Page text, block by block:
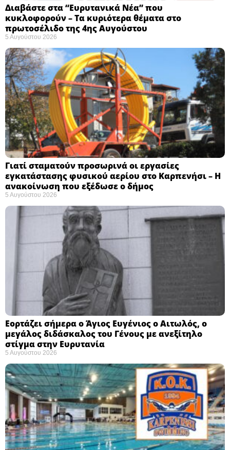
Διαβάστε στα “Ευρυτανικά Νέα” που
κυκλοφορούν – Τα κυριότερα θέματα στο
πρωτοσέλιδο της 4ης Αυγούστου
5 Αυγούστου 2026
Γιατί σταματούν προσωρινά οι εργασίες
εγκατάστασης φυσικού αερίου στο Καρπενήσι – Η
ανακοίνωση που εξέδωσε ο δήμος
5 Αυγούστου 2026
Εορτάζει σήμερα ο Άγιος Ευγένιος ο Αιτωλός, ο
μεγάλος διδάσκαλος του Γένους με ανεξίτηλο
στίγμα στην Ευρυτανία
5 Αυγούστου 2026